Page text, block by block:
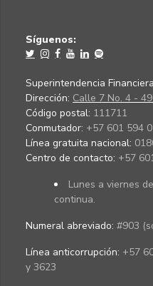
Síguenos:
Superintendencia
Dirección: Calle 7 No. 4 -
Código postal: 111711
Conmutador: +57 601 594
Línea gratuita nacional:
Centro de contacto: +57
Lunes a viernes
continua.
Numeral abreviado: #903
Línea anticorrupción: +57
y 3623